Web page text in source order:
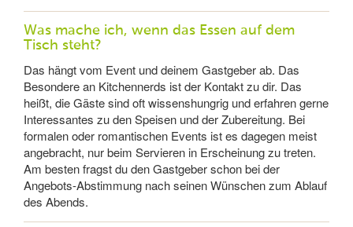
Was mache ich, wenn das Essen auf dem
Tisch steht?
Das hängt vom Event und deinem Gastgeber ab. Das
Besondere an Kitchennerds ist der Kontakt zu dir. Das
heißt, die Gäste sind oft wissenshungrig und erfahren gerne
Interessantes zu den Speisen und der Zubereitung. Bei
formalen oder romantischen Events ist es dagegen meist
angebracht, nur beim Servieren in Erscheinung zu treten.
Am besten fragst du den Gastgeber schon bei der
Angebots-Abstimmung nach seinen Wünschen zum Ablauf
des Abends.